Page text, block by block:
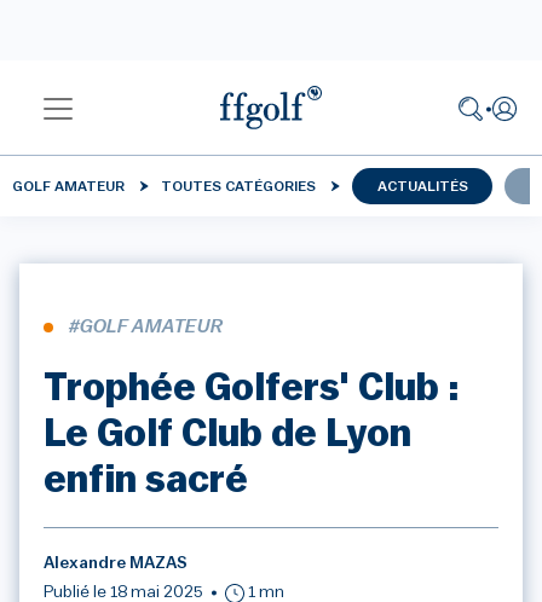
GOLF AMATEUR TOUTES CATÉGORIES ACTUALITÉS
#GOLF AMATEUR
Trophée Golfers' Club :
Le Golf Club de Lyon
enfin sacré
Alexandre MAZAS
Publié le 18 mai 2025
1 mn